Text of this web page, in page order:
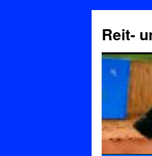
Reit-